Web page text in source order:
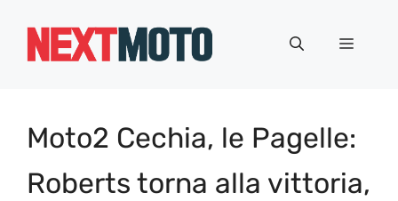
Menu
Moto2 Cechia, le Pagelle:
Roberts torna alla vittoria,